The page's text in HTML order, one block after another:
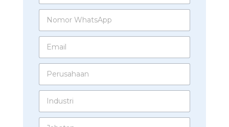
m
N
m
W
t
A
p
E
a
*
P
r
a
*
l
e
I
d
J